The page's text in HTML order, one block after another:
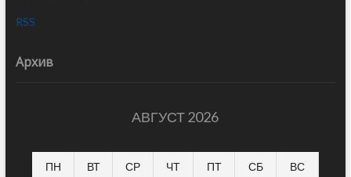
RSS
Архив
АВГУСТ 2026
ПН ВТ СР ЧТ ПТ СБ ВС